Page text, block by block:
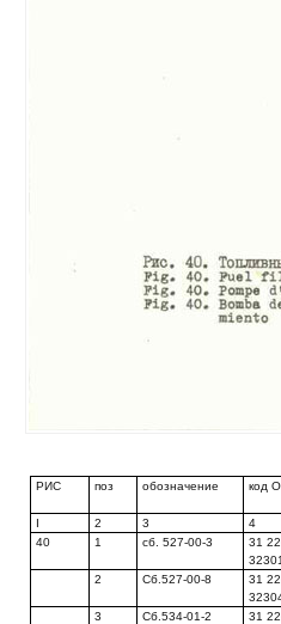
РИС поз обозначение код
I
2 3 4
40
1 сб. 527-00-3
31
32301
2 Сб.527-00-8
31
3 Сб.534-01-2
31